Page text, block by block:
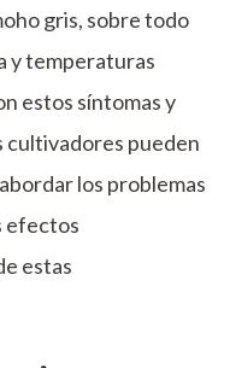
gris, sobre todo
y temperaturas
estos síntomas y
cultivadores pueden
los problemas
efectos
estas